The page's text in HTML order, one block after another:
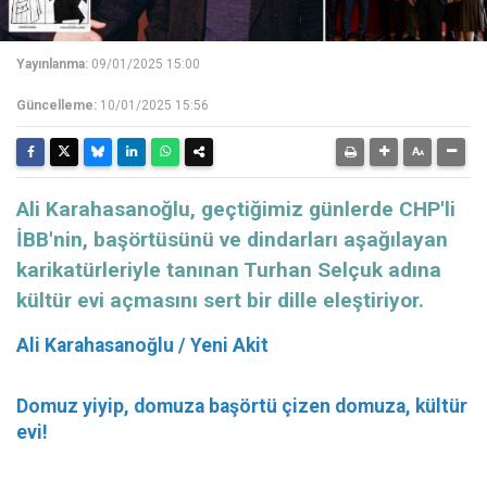
Yayınlanma: 09/01/2025 15:00
Güncelleme: 10/01/2025 15:56
Ali Karahasanoğlu, geçtiğimiz günlerde CHP'li
İBB'nin, başörtüsünü ve dindarları aşağılayan
karikatürleriyle tanınan Turhan Selçuk adına
kültür evi açmasını sert bir dille eleştiriyor.
Ali Karahasanoğlu / Yeni Akit
Domuz yiyip, domuza başörtü çizen domuza, kültür
evi!